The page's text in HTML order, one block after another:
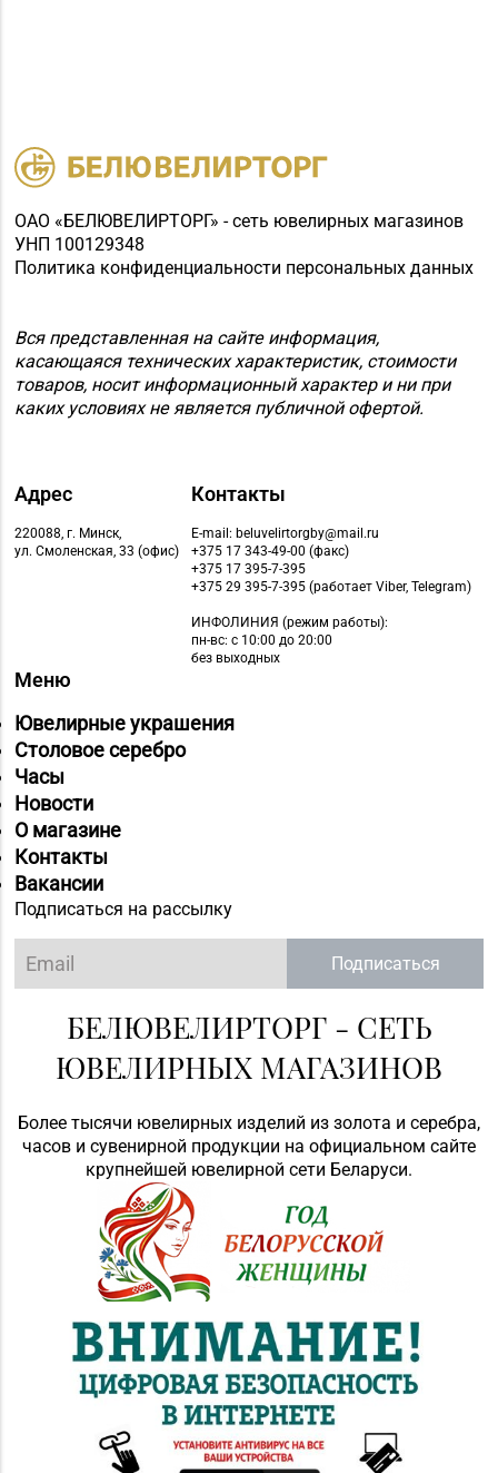
ОАО «БЕЛЮВЕЛИРТОРГ» - сеть ювелирных магазинов
УНП 100129348
Политика конфиденциальности персональных данных
Вся представленная на сайте информация,
касающаяся технических характеристик, стоимости
товаров, носит информационный характер и ни при
каких условиях не является публичной офертой.
Адрес
220088, г. Минск,
ул. Смоленская, 33 (офис)
Контакты
E-mail: beluvelirtorgby@mail.ru
+375 17 343-49-00 (факс)
+375 17 395-7-395
+375 29 395-7-395 (работает Viber, Telegram)
ИНФОЛИНИЯ (режим работы):
пн-вс: с 10:00 до 20:00
без выходных
Меню
Ювелирные украшения
Столовое серебро
Часы
Новости
О магазине
Контакты
Вакансии
Подписаться на рассылку
Подписаться
БЕЛЮВЕЛИРТОРГ - СЕТЬ
ЮВЕЛИРНЫХ МАГАЗИНОВ
Более тысячи ювелирных изделий из золота и серебра,
часов и сувенирной продукции на официальном сайте
крупнейшей ювелирной сети Беларуси.